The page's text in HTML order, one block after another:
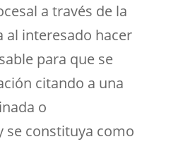
a través de la
al interesado hacer
para que se
citando a una
o
constituya como